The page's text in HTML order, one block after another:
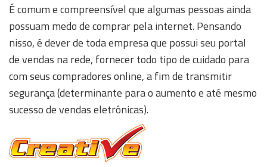
É comum e compreensível que algumas pessoas ainda
possuam medo de comprar pela internet. Pensando
nisso, é dever de toda empresa que possui seu portal
de vendas na rede, fornecer todo tipo de cuidado para
com seus compradores online, a fim de transmitir
segurança (determinante para o aumento e até mesmo
sucesso de vendas eletrônicas).